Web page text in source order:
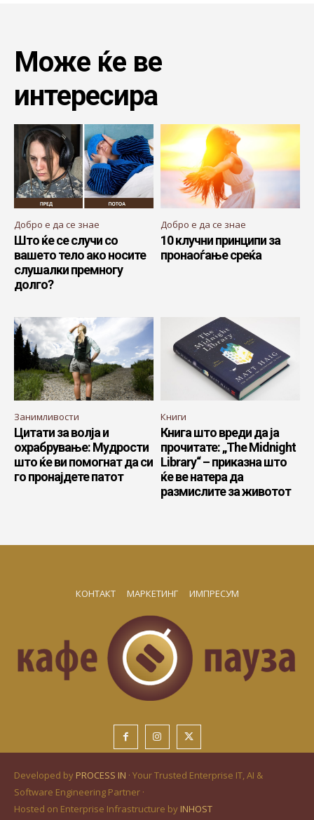
Може ќе ве
интересира
Добро е да се знае
Што ќе се случи со
вашето тело ако носите
слушалки премногу
долго?
Добро е да се знае
10 клучни принципи за
пронаoѓање среќа
Занимливости
Цитати за волја и
охрабрување: Мудрости
што ќе ви помогнат да си
го пронајдете патот
Книги
Книга што вреди да ја
прочитате: „The Midnight
Library“ – приказна што
ќе ве натера да
размислите за животот
КОНТАКТ МАРКЕТИНГ ИМПРЕСУМ
Developed by PROCESS IN · Your Trusted Enterprise IT, AI &
Software Engineering Partner ·
Hosted on Enterprise Infrastructure by INHOST